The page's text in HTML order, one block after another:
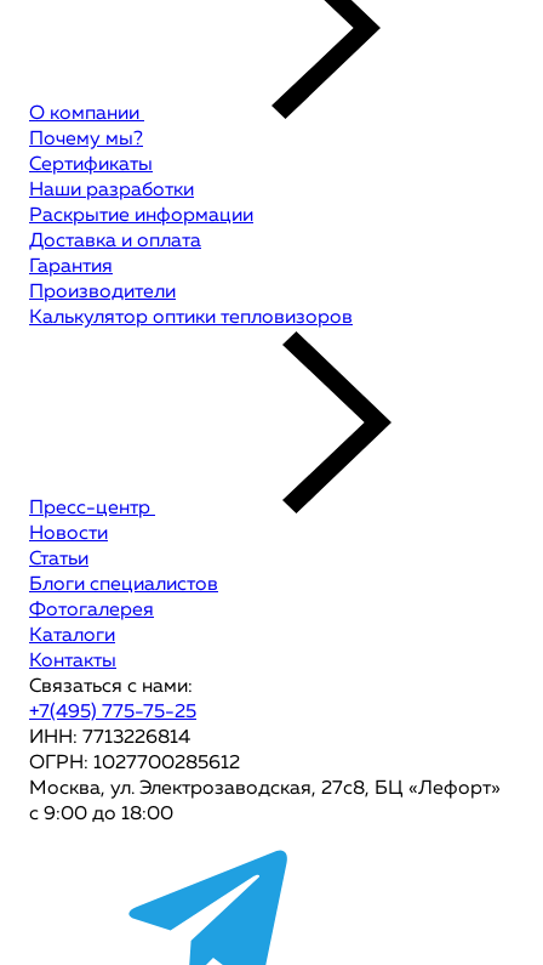
О компании
Почему мы?
Сертификаты
Наши разработки
Раскрытие информации
Доставка и оплата
Гарантия
Производители
Калькулятор оптики тепловизоров
Пресс-центр
Новости
Статьи
Блоги специалистов
Фотогалерея
Каталоги
Контакты
Связаться с нами:
+7(495) 775-75-25
ИНН: 7713226814
ОГРН: 1027700285612
Москва, ул. Электрозаводская, 27с8, БЦ «Лефорт»
с 9:00 до 18:00